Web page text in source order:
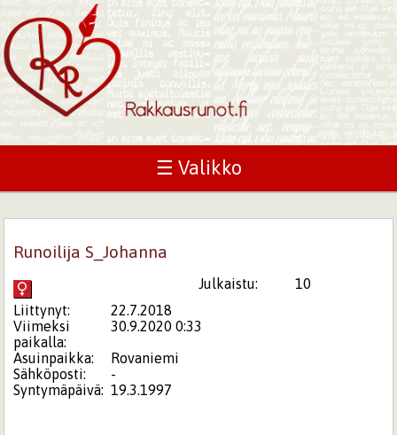
☰ Valikko
Runoilija S_Johanna
Julkaistu:
10
Liittynyt:
22.7.2018
Viimeksi
paikalla:
30.9.2020 0:33
Asuinpaikka:
Rovaniemi
Sähköposti:
-
Syntymäpäivä: 19.3.1997